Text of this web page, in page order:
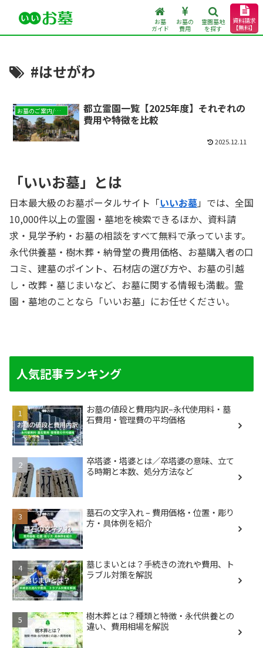
お墓
ガイド
お墓の
費用
霊園墓地
を探す
資料請求
【無料】
#はせがわ
お墓のご案内/現地レポート
都立霊園一覧【2025年度】それぞれの
費用や特徴を比較
2025.12.11
「いいお墓」とは
日本最大級のお墓ポータルサイト「いいお墓」では、全国
10,000件以上の霊園・墓地を検索できるほか、資料請
求・見学予約・お墓の相談をすべて無料で承っています。
永代供養墓・樹木葬・納骨堂の費用価格、お墓購入者の口
コミ、建墓のポイント、石材店の選び方や、お墓の引越
し・改葬・墓じまいなど、お墓に関する情報も満載。霊
園・墓地のことなら「いいお墓」にお任せください。
人気記事ランキング
お墓の値段と費用内訳–永代使用料・墓
石費用・管理費の平均価格
卒塔婆・塔婆とは／卒塔婆の意味、立て
る時期と本数、処分方法など
墓石の文字入れ – 費用価格・位置・彫り
方・具体例を紹介
墓じまいとは？手続きの流れや費用、ト
ラブル対策を解説
樹木葬とは？種類と特徴・永代供養との
違い、費用相場を解説